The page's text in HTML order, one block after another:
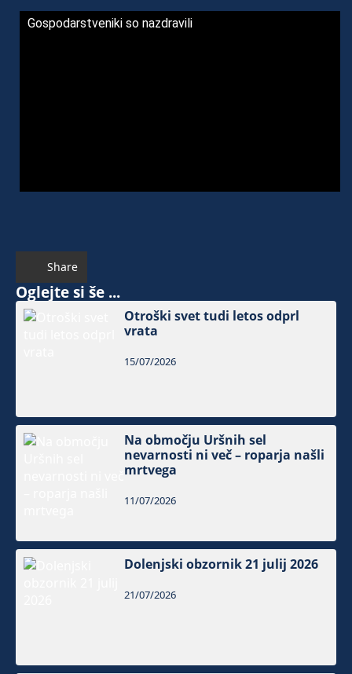
Gospodarstveniki so nazdravili
Share
Oglejte si še ...
Otroški svet tudi letos odprl
vrata
15/07/2026
Na območju Uršnih sel
nevarnosti ni več – roparja našli
mrtvega
11/07/2026
Dolenjski obzornik 21 julij 2026
21/07/2026